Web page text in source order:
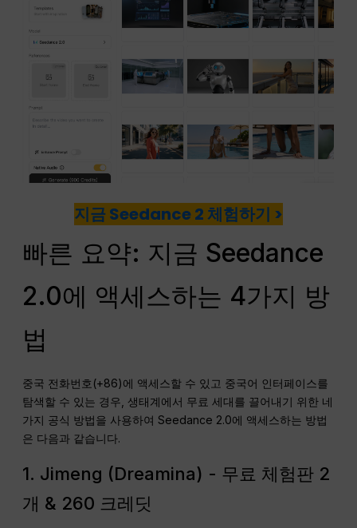
지금 Seedance 2 체험하기 >
빠른 요약: 지금 Seedance
2.0에 액세스하는 4가지 방
법
중국 전화번호(+86)에 액세스할 수 있고 중국어 인터페이스를
탐색할 수 있는 경우, 생태계에서 무료 세대를 끌어내기 위한 네
가지 공식 방법을 사용하여 Seedance 2.0에 액세스하는 방법
은 다음과 같습니다.
1. Jimeng (Dreamina) - 무료 체험판 2
개 & 260 크레딧